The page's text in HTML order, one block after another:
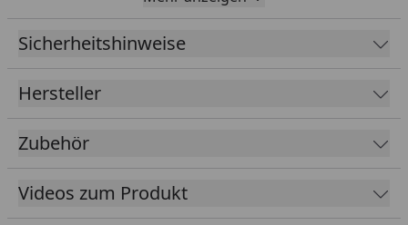
x Folienlänge
Kleber
Inklusive speziellen Klebern für
Lieferumfang
EPDM Folie 1,14 mm ausreichend
Sicherheitshinweise
Hersteller
Zubehör
Videos zum Produkt